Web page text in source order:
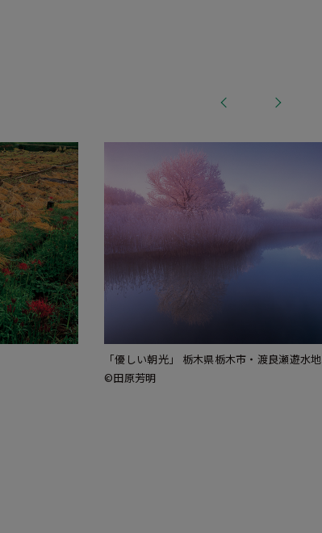
「優しい朝光」 栃木県栃木市・渡良瀬遊水地
©田原芳明